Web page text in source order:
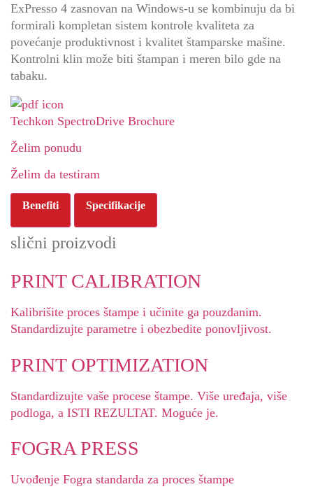
ExPresso 4 zasnovan na Windows-u se kombinuju da bi
formirali kompletan sistem kontrole kvaliteta za
povećanje produktivnost i kvalitet štamparske mašine.
Kontrolni klin može biti štampan i meren bilo gde na
tabaku.
Techkon SpectroDrive Brochure
Želim ponudu
Želim da testiram
Benefiti Specifikacije
slični proizvodi
PRINT CALIBRATION
Kalibrišite proces štampe i učinite ga pouzdanim.
Standardizujte parametre i obezbedite ponovljivost.
PRINT OPTIMIZATION
Standardizujte vaše procese štampe. Više uređaja, više
podloga, a ISTI REZULTAT. Moguće je.
FOGRA PRESS
Uvođenje Fogra standarda za proces štampe